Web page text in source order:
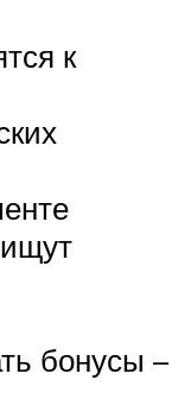
к
бонусы –